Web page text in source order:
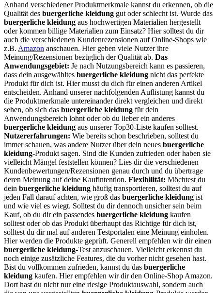
Anhand verschiedener Produktmerkmale kannst du erkennen, ob die
Qualität des buergerliche kleidung gut oder schlecht ist. Wurde das
buergerliche kleidung aus hochwertigen Materialien hergestellt
oder kommen billige Materialien zum Einsatz? Hier solltest du dir
auch die verschiedenen Kundenrezensionen auf Online-Shops wie
z.B. Amazon anschauen. Hier geben viele Nutzer ihre
Meinung/Rezensionen bezüglich der Qualität ab. Das
Anwendungsgebiet: Je nach Nutzungsbereich kann es passieren,
dass dein ausgewähltes buergerliche kleidung nicht das perfekte
Produkt für dich ist. Hier musst du dich für einen anderen Artikel
entscheiden. Anhand unserer nachfolgenden Auflistung kannst du
die Produktmerkmale untereinander direkt vergleichen und direkt
sehen, ob sich das buergerliche kleidung für dein
Anwendungsbereich lohnt oder ob du lieber ein anderes
buergerliche kleidung aus unserer Top30-Liste kaufen solltest.
Nutzererfahrungen: Wie bereits schon beschrieben, solltest du
immer schauen, was andere Nutzer über dein neues buergerliche
kleidung-Produkt sagen. Sind die Kunden zufrieden oder haben sie
vielleicht Mängel feststellen können? Lies dir die verschiedenen
Kundenbewertungen/Rezensionen genau durch und du übertrage
deren Meinung auf deine Kaufintention. Flexibilität: Möchtest du
dein buergerliche kleidung häufig transportieren, solltest du auf
jeden Fall darauf achten, wie groß das buergerliche kleidung ist
und wie viel es wiegt. Solltest du dir dennoch unsicher sein beim
Kauf, ob du dir ein passendes buergerliche kleidung kaufen
solltest oder ob das Produkt überhaupt das Richtige für dich ist,
solltest du dir mal auf anderen Testportalen eine Meinung einholen.
Hier werden die Produkte geprüft. Generell empfehlen wir dir einen
buergerliche kleidung-Test anzuschauen. Vielleicht erkennst du
noch einige zusätzliche Features, die du vorher nicht gesehen hast.
Bist du vollkommen zufrieden, kannst du das buergerliche
kleidung kaufen. Hier empfehlen wir dir den Online-Shop Amazon.
Dort hast du nicht nur eine riesige Produktauswahl, sondern auch